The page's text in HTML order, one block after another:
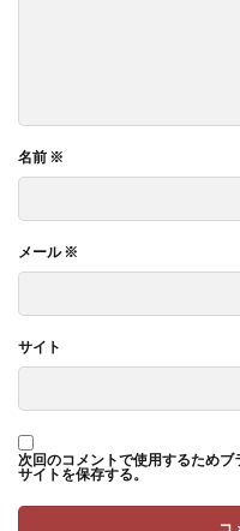
名前 ※
メール※
サイト
次回のコメントで使用するためブ
サイトを保存する。